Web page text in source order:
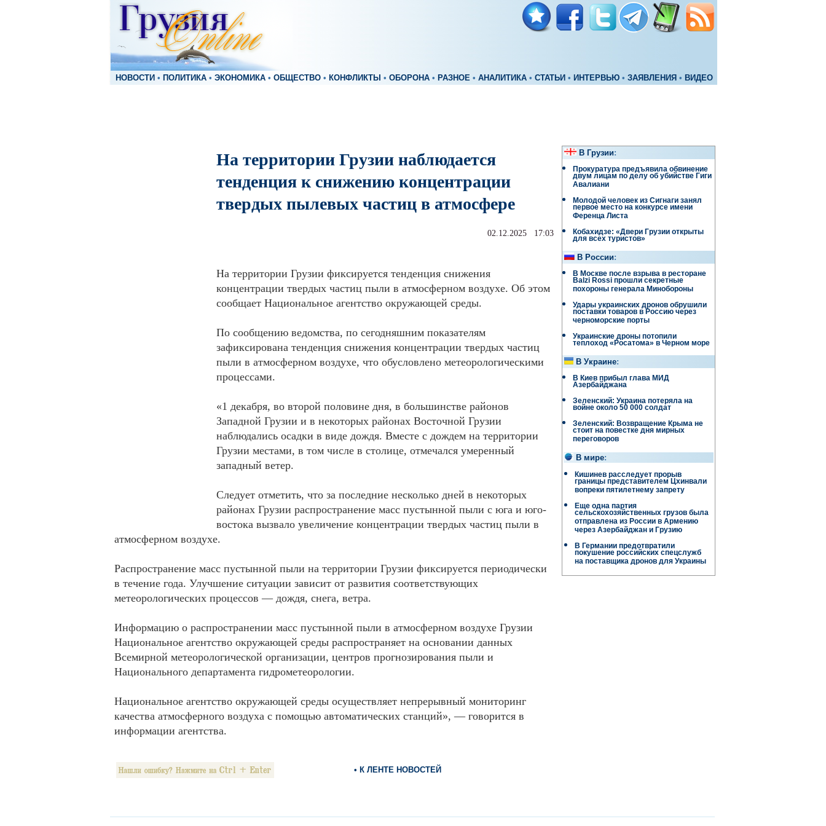
НОВОСТИ • ПОЛИТИКА • ЭКОНОМИКА • ОБЩЕСТВО • КОНФЛИКТЫ • ОБОРОНА • РАЗНОЕ • АНАЛИТИКА • СТАТЬИ • ИНТЕРВЬЮ • ЗАЯВЛЕНИЯ • ВИДЕО
На территории Грузии наблюдается
тенденция к снижению концентрации
твердых пылевых частиц в атмосфере
02.12.2025 17:03
На территории Грузии фиксируется тенденция снижения
концентрации твердых частиц пыли в атмосферном воздухе. Об этом
сообщает Национальное агентство окружающей среды.
По сообщению ведомства, по сегодняшним показателям
зафиксирована тенденция снижения концентрации твердых частиц
пыли в атмосферном воздухе, что обусловлено метеорологическими
процессами.
«1 декабря, во второй половине дня, в большинстве районов
Западной Грузии и в некоторых районах Восточной Грузии
наблюдались осадки в виде дождя. Вместе с дождем на территории
Грузии местами, в том числе в столице, отмечался умеренный
западный ветер.
Следует отметить, что за последние несколько дней в некоторых
районах Грузии распространение масс пустынной пыли с юга и юго-
востока вызвало увеличение концентрации твердых частиц пыли в
атмосферном воздухе.
Распространение масс пустынной пыли на территории Грузии фиксируется периодически
в течение года. Улучшение ситуации зависит от развития соответствующих
метеорологических процессов — дождя, снега, ветра.
Информацию о распространении масс пустынной пыли в атмосферном воздухе Грузии
Национальное агентство окружающей среды распространяет на основании данных
Всемирной метеорологической организации, центров прогнозирования пыли и
Национального департамента гидрометеорологии.
Национальное агентство окружающей среды осуществляет непрерывный мониторинг
качества атмосферного воздуха с помощью автоматических станций», — говорится в
информации агентства.
• К ЛЕНТЕ НОВОСТЕЙ
В Грузии:
Прокуратура предъявила обвинение
двум лицам по делу об убийстве Гиги
Авалиани
Молодой человек из Сигнаги занял
первое место на конкурсе имени
Ференца Листа
Кобахидзе: «Двери Грузии открыты
для всех туристов»
В России:
В Москве после взрыва в ресторане
Balzi Rossi прошли секретные
похороны генерала Минобороны
Удары украинских дронов обрушили
поставки товаров в Россию через
черноморские порты
Украинские дроны потопили
теплоход «Росатома» в Черном море
В Украине:
В Киев прибыл глава МИД
Азербайджана
Зеленский: Украина потеряла на
войне около 50 000 солдат
Зеленский: Возвращение Крыма не
стоит на повестке дня мирных
переговоров
В мире:
Кишинев расследует прорыв
границы представителем Цхинвали
вопреки пятилетнему запрету
Еще одна партия
сельскохозяйственных грузов была
отправлена ​​из России в Армению
через Азербайджан и Грузию
В Германии предотвратили
покушение российских спецслужб
на поставщика дронов для Украины